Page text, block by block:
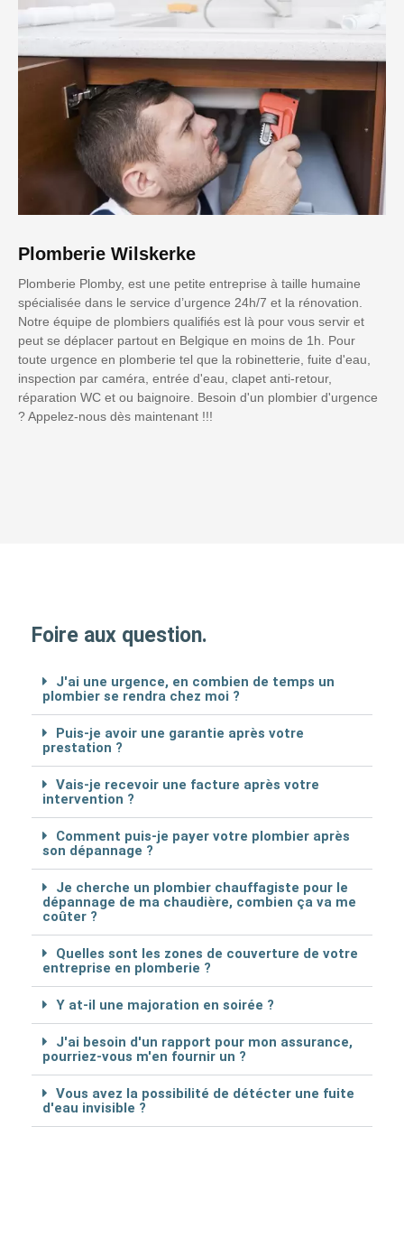
Plomberie Wilskerke
Plomberie Plomby, est une petite entreprise à taille humaine
spécialisée dans le service d’urgence 24h/7 et la rénovation.
Notre équipe de plombiers qualifiés est là pour vous servir et
peut se déplacer partout en Belgique en moins de 1h. Pour
toute urgence en plomberie tel que la robinetterie, fuite d'eau,
inspection par caméra, entrée d'eau, clapet anti-retour,
réparation WC et ou baignoire. Besoin d'un plombier d'urgence
? Appelez-nous dès maintenant !!!
Foire aux question.
J'ai une urgence, en combien de temps un
plombier se rendra chez moi ?
Puis-je avoir une garantie après votre
prestation ?
Vais-je recevoir une facture après votre
intervention ?
Comment puis-je payer votre plombier après
son dépannage ?
Je cherche un plombier chauffagiste pour le
dépannage de ma chaudière, combien ça va me
coûter ?
Quelles sont les zones de couverture de votre
entreprise en plomberie ?
Y at-il une majoration en soirée ?
J'ai besoin d'un rapport pour mon assurance,
pourriez-vous m'en fournir un ?
Vous avez la possibilité de détécter une fuite
d'eau invisible ?